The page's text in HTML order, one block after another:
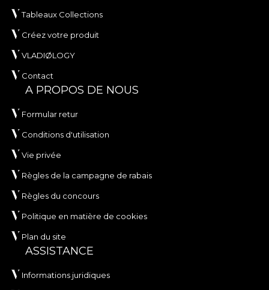
Tableaux Collections
Créez votre produit
VLADIØLOGY
Contact
A PROPOS DE NOUS
Formular retur
Conditions d'utilisation
Vie privée
Règles de la campagne de rabais
Règles du concours
Politique en matière de cookies
Plan du site
ASSISTANCE
Informations juridiques